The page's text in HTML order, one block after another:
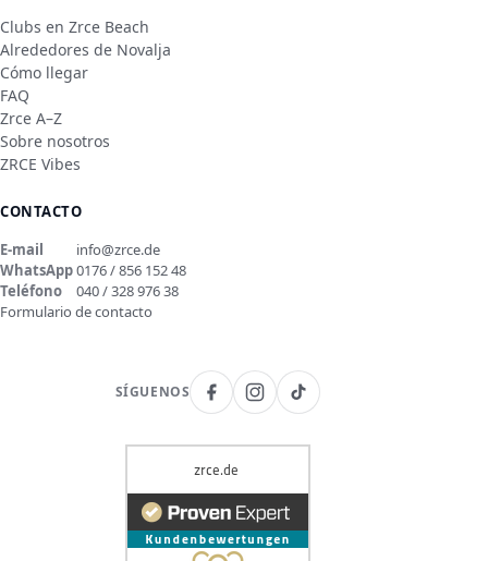
Clubs en Zrce Beach
Alrededores de Novalja
Cómo llegar
FAQ
Zrce A–Z
Sobre nosotros
ZRCE Vibes
CONTACTO
E-mail
info@zrce.de
WhatsApp0176 / 856 152 48
Teléfono
040 / 328 976 38
Formulario de contacto
SÍGUENOS